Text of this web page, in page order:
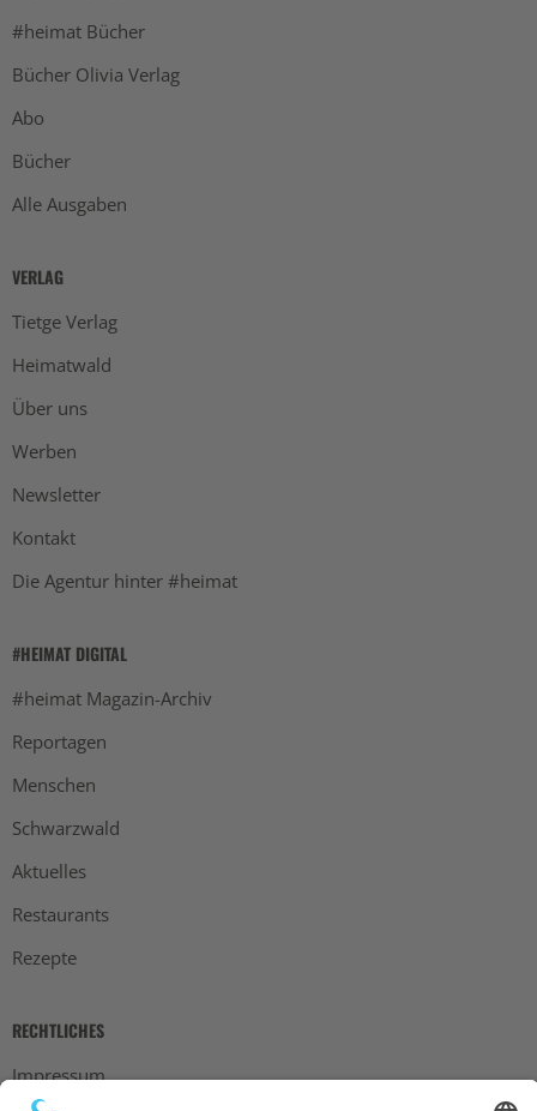
#heimat Bücher
Bücher Olivia Verlag
Abo
Bücher
Alle Ausgaben
VERLAG
Tietge Verlag
Heimatwald
Über uns
Werben
Newsletter
Kontakt
Die Agentur hinter #heimat
#HEIMAT DIGITAL
#heimat Magazin-Archiv
Reportagen
Menschen
Schwarzwald
Aktuelles
Restaurants
Rezepte
RECHTLICHES
Impressum